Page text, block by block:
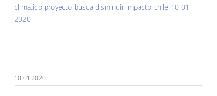
climatico-proyecto-busca-disminuir-impacto-chile-10-01-
2020
10.01.2020